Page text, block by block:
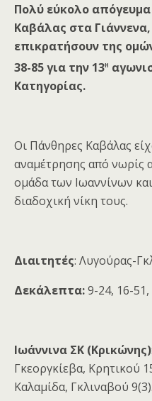
Πολύ εύκολο απόγευμα
Καβάλας στα
επικρατήσουν της
38-85 για την 13η
Κατηγορίας.
Οι Πάνθηρες Καβάλας
αναμέτρησης από νωρίς
ομάδα των Ιωαννίνων
διαδοχική νίκη τους.
Διαιτητές: Λυγούρας-
Δεκάλεπτα:9-24, 16-
Ιωάννινα ΣΚ (Κρικώνης)
Γκεοργκίεβα, Κρητικού
Καλαμίδα, Γκλιναβού 9(3).